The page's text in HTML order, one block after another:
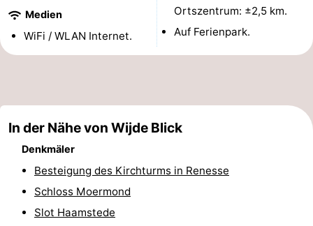
van
Veere
-
Natur
Mantelingen
-
Zoutelande
Medien
WiFi / WLAN Internet.
Ortszentrum: ±2,5 km.
Auf Ferienpark.
In der Nähe von Wijde Blick
Denkmäler
Besteigung des Kirchturms in Renesse
Schloss Moermond
Slot Haamstede